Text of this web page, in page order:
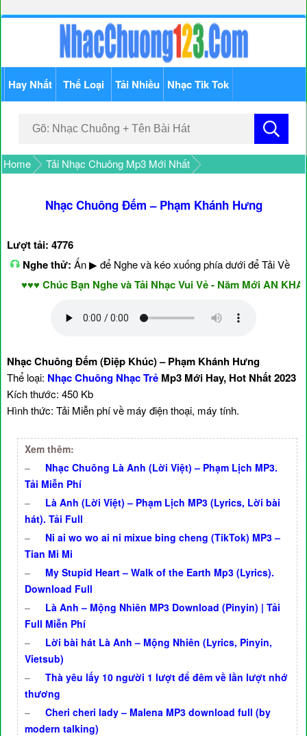
Hay Nhất Thể Loại Tải Nhiều Nhạc Tik Tok
Home Tải Nhạc Chuông Mp3 Mới Nhất
Nhạc Chuông Đếm – Phạm Khánh Hưng
Lượt tải: 4776
Nghe thử: Ấn ▶ để Nghe và kéo xuống phía dưới để Tải Về
♥♥♥ Chúc Bạn Nghe và Tải Nhạc Vui Vẻ - Năm Mới AN KHANG
Nhạc Chuông Đếm (Điệp Khúc) – Phạm Khánh Hưng
Thể loại: Nhạc Chuông Nhạc Trẻ Mp3 Mới Hay, Hot Nhất 2023
Kích thước: 450 Kb
Hình thức: Tải Miễn phí về máy điện thoại, máy tính.
Xem thêm:
–
Nhạc Chuông Là Anh (Lời Việt) – Phạm Lịch MP3.
Tải Miễn Phí
–
Là Anh (Lời Việt) – Phạm Lịch MP3 (Lyrics, Lời bài
hát). Tải Full
–
Ni ai wo wo ai ni mixue bing cheng (TikTok) MP3 –
Tian Mi Mi
–
My Stupid Heart – Walk of the Earth Mp3 (Lyrics).
Download Full
–
Là Anh – Mộng Nhiên MP3 Download (Pinyin) | Tải
Full Miễn Phí
–
Lời bài hát Là Anh – Mộng Nhiên (Lyrics, Pinyin,
Vietsub)
–
Thà yêu lấy 10 người 1 lượt để đêm về lần lượt nhớ
thương
–
Cheri cheri lady – Malena MP3 download full (by
modern talking)